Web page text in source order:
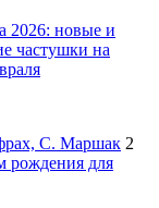
2026: новые и
частушки на
С. Маршак 2
рождения для